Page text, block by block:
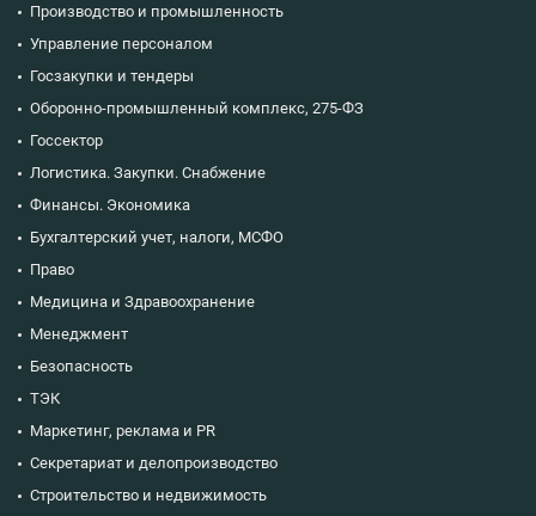
Производство и промышленность
Управление персоналом
Госзакупки и тендеры
Оборонно-промышленный комплекс, 275-ФЗ
Госсектор
Логистика. Закупки. Снабжение
Финансы. Экономика
Бухгалтерский учет, налоги, МСФО
Право
Медицина и Здравоохранение
Менеджмент
Безопасность
ТЭК
Маркетинг, реклама и PR
Секретариат и делопроизводство
Строительство и недвижимость